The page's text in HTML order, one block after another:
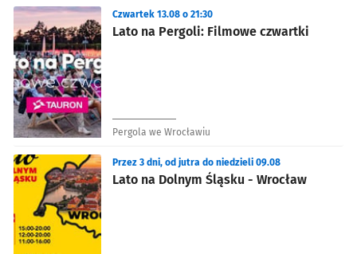
Lato na Pergoli: Filmowe czwartki
Czwartek 13.08 o 21:30
Pergola we Wrocławiu
Lato na Dolnym Śląsku - Wrocław
Przez 3 dni, od jutra do niedzieli 09.08